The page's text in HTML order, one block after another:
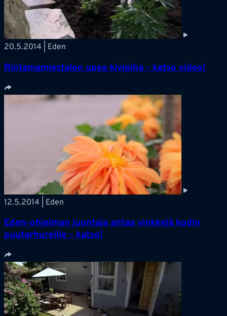
20.5.2014 | Eden
Rintamamiestalon upea kivipiha - katso video!
12.5.2014 | Eden
Eden-ohjelman juontaja antaa vinkkejä kodin
puutarhureille – katso!